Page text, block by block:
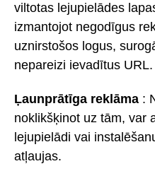
viltotas lejupielādes
izmantojot negodīgus
uznirstošos logus,
nepareizi ievadītus URL.
Ļaunprātīga reklāma :
noklikšķinot uz tām, var
lejupielādi vai
atļaujas.